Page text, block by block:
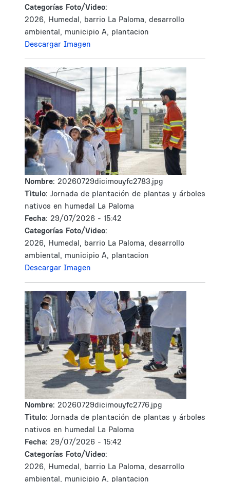
Categorías Foto/Video:
2026, Humedal, barrio La Paloma, desarrollo
ambiental, municipio A, plantacion
Descargar Imagen
Nombre: 20260729dicimouyfc2783.jpg
Tìtulo: Jornada de plantación de plantas y árboles
nativos en humedal La Paloma
Fecha: 29/07/2026 - 15:42
Categorías Foto/Video:
2026, Humedal, barrio La Paloma, desarrollo
ambiental, municipio A, plantacion
Descargar Imagen
Nombre: 20260729dicimouyfc2776.jpg
Tìtulo: Jornada de plantación de plantas y árboles
nativos en humedal La Paloma
Fecha: 29/07/2026 - 15:42
Categorías Foto/Video:
2026, Humedal, barrio La Paloma, desarrollo
ambiental, municipio A, plantacion